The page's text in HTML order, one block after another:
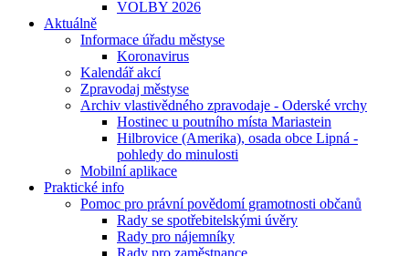
VOLBY 2026
Aktuálně
Informace úřadu městyse
Koronavirus
Kalendář akcí
Zpravodaj městyse
Archiv vlastivědného zpravodaje - Oderské vrchy
Hostinec u poutního místa Mariastein
Hilbrovice (Amerika), osada obce Lipná -
pohledy do minulosti
Mobilní aplikace
Praktické info
Pomoc pro právní povědomí gramotnosti občanů
Rady se spotřebitelskými úvěry
Rady pro nájemníky
Rady pro zaměstnance